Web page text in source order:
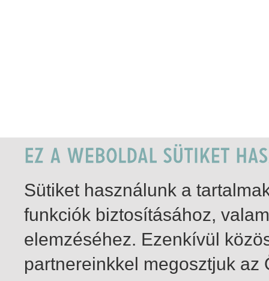
Sütiket használunk a
funkciók biztosításához,
elemzéséhez. Ezenkívül
partnereinkkel megosztjuk